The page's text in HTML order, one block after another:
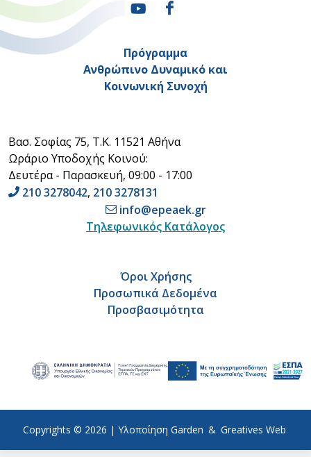
Βασ. Σοφίας 75, Τ.Κ. 11521 Αθήνα
Ωράριο Υποδοχής Κοινού:
Δευτέρα - Παρασκευή, 09:00 - 17:00
210 3278042, 210 3278131
info@epeaek.gr
Τηλεφωνικός Κατάλογος
Πρόγραμμα
Ανθρώπινο Δυναμικό και
Κοινωνική Συνοχή
Όροι Χρήσης
Προσωπικά Δεδομένα
Προσβασιμότητα
Copyrights © 2026 | Υλοποίηση Garden & Greatives Web